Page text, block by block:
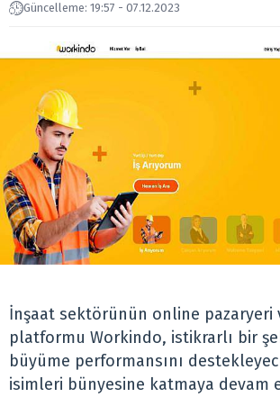
Güncelleme: 19:57 - 07.12.2023
İnşaat sektörünün online pazaryeri
platformu Workindo, istikrarlı bir
büyüme performansını
isimleri bünyesine katmaya devam